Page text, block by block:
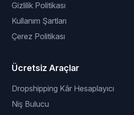
Gizlilik Politikası
Kullanım Şartları
Çerez Politikası
Ücretsiz Araçlar
Dropshipping Kâr Hesaplayıcı
Niş Bulucu